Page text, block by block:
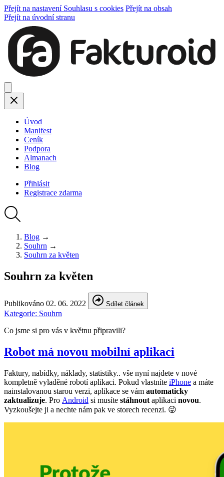
Přejít na nastavení Souhlasu s cookies Přejít na obsah
Přejít na úvodní stranu
Úvod
Manifest
Ceník
Podpora
Almanach
Blog
Přihlásit
Registrace zdarma
Blog →
Souhrn →
Souhrn za květen
Souhrn za květen
Publikováno 02. 06. 2022 Sdílet článek
Kategorie: Souhrn
Co jsme si pro vás v květnu připravili?
Robot má novou mobilní aplikaci
Faktury, nabídky, náklady, statistiky.. vše nyní najdete v nové
kompletně vyladěné robotí aplikaci. Pokud vlastníte iPhone a máte
nainstalovanou starou verzi, aplikace se vám automaticky
zaktualizuje. Pro Android si musíte stáhnout aplikaci novou.
Vyzkoušejte ji a nechte nám pak ve storech recenzi. 😜